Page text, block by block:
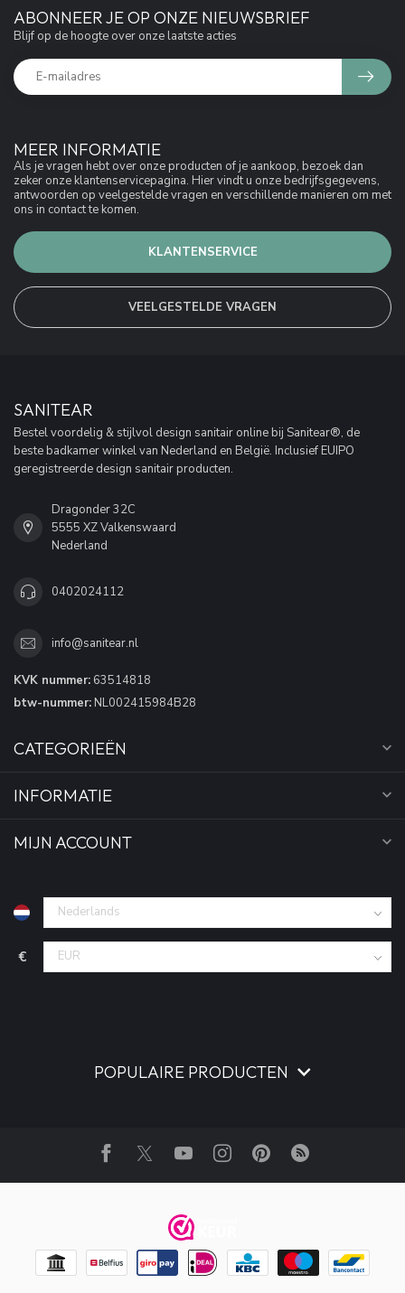
MEER INFORMATIE
Als je vragen hebt over onze producten of je aankoop, bezoek dan
zeker onze klantenservicepagina. Hier vindt u onze bedrijfsgegevens,
antwoorden op veelgestelde vragen en verschillende manieren om met
ons in contact te komen.
KLANTENSERVICE
VEELGESTELDE VRAGEN
ABONNEER JE OP ONZE NIEUWSBRIEF
Blijf op de hoogte over onze laatste acties
SANITEAR
Bestel voordelig & stijlvol design sanitair online bij Sanitear®, de
beste badkamer winkel van Nederland en België. Inclusief EUIPO
geregistreerde design sanitair producten.
Dragonder 32C
5555 XZ Valkenswaard
Nederland
0402024112
info@sanitear.nl
KVK nummer: 63514818
btw-nummer: NL002415984B28
CATEGORIEËN
INFORMATIE
MIJN ACCOUNT
€
POPULAIRE PRODUCTEN